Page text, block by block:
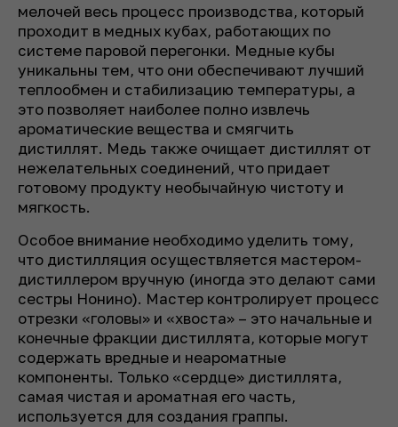
мелочей весь процесс производства, который
проходит в медных кубах, работающих по
системе паровой перегонки. Медные кубы
уникальны тем, что они обеспечивают лучший
теплообмен и стабилизацию температуры, а
это позволяет наиболее полно извлечь
ароматические вещества и смягчить
дистиллят. Медь также очищает дистиллят от
нежелательных соединений, что придает
готовому продукту необычайную чистоту и
мягкость.
Особое внимание необходимо уделить тому,
что дистилляция осуществляется мастером-
дистиллером вручную (иногда это делают сами
сестры Нонино). Мастер контролирует процесс
отрезки «головы» и «хвоста» – это начальные и
конечные фракции дистиллята, которые могут
содержать вредные и неароматные
компоненты. Только «сердце» дистиллята,
самая чистая и ароматная его часть,
используется для создания граппы.